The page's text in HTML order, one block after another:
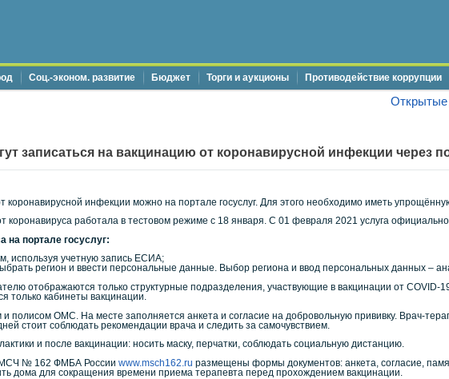
Соц.-эконом. развитие Бюджет Торги и аукционы Противодействие коррупции
записаться на вакцинацию от коронавирусной инфекции через
инфекции можно на портале госуслуг. Для этого необходимо иметь
работала в тестовом режиме с 18 января. С 01 февраля 2021 услуга официально
на портале госуслуг:
используя учетную запись ЕСИА;
регион и ввести персональные данные. Выбор региона и ввод персональных данных –
отображаются только структурные подразделения, участвующие в вакцинации от COVID-
только кабинеты вакцинации.
полисом ОМС. На месте заполняется анкета и согласие на добровольную прививку. Врач-
стоит соблюдать рекомендации врача и следить за самочувствием.
и после вакцинации: носить маску, перчатки, соблюдать социальную дистанцию.
МСЧ № 162 ФМБА России www.msch162.ru размещены формы документов: анкета, согласие,
дома для сокращения времени приема терапевта перед прохождением вакцинации.